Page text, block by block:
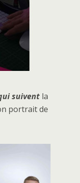
suivent la
portrait de